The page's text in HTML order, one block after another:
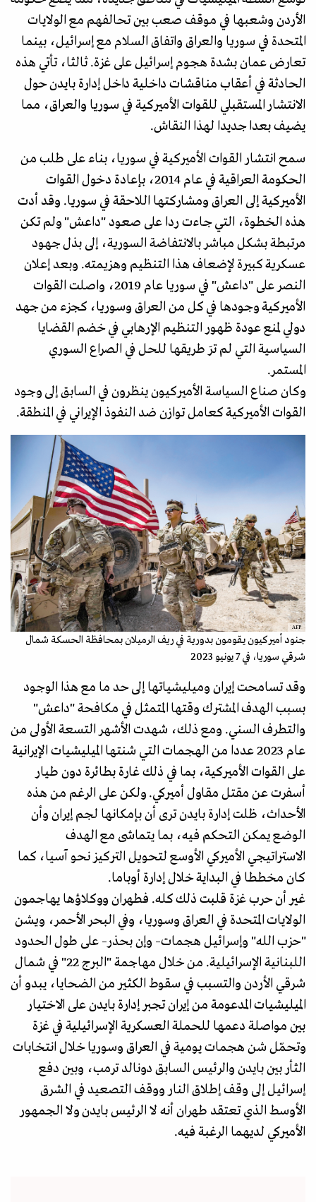
الأردن وشعبها في موقف صعب بين تحالفهم مع الولايات
المتحدة في سوريا والعراق واتفاق السلام مع إسرائيل، بينما
تعارض عمان بشدة هجوم إسرائيل على غزة. ثالثا، تأتي هذه
الحادثة في أعقاب مناقشات داخلية داخل إدارة بايدن حول
الانتشار المستقبلي للقوات الأميركية في سوريا والعراق، مما
يضيف بعدا جديدا لهذا النقاش.
سمح انتشار القوات الأميركية في سوريا، بناء على طلب من
الحكومة العراقية في عام 2014، بإعادة دخول القوات
الأميركية إلى العراق ومشاركتها اللاحقة في سوريا. وقد أدت
هذه الخطوة، التي جاءت ردا على صعود "داعش" ولم تكن
مرتبطة بشكل مباشر بالانتفاضة السورية، إلى بذل جهود
عسكرية كبيرة لإضعاف هذا التنظيم وهزيمته. وبعد إعلان
النصر على "داعش" في سوريا عام 2019، واصلت القوات
الأميركية وجودها في كل من العراق وسوريا، كجزء من جهد
دولي لمنع عودة ظهور التنظيم الإرهابي في خضم القضايا
السياسية التي لم ترَ طريقها للحل في الصراع السوري
المستمر.
وكان صناع السياسة الأميركيون ينظرون في السابق إلى وجود
القوات الأميركية كعامل توازن ضد النفوذ الإيراني في المنطقة.
AFP
جنود أميركيون يقومون بدورية في ريف الرميلان بمحافظة الحسكة شمال
شرقي سوريا، في 7 يونيو 2023
وقد تسامحت إيران وميليشياتها إلى حد ما مع هذا الوجود
بسبب الهدف المشترك وقتها المتمثل في مكافحة "داعش"
والتطرف السني. ومع ذلك، شهدت الأشهر التسعة الأولى من
عام 2023 عددا من الهجمات التي شنتها الميليشيات الإيرانية
على القوات الأميركية، بما في ذلك غارة بطائرة دون طيار
أسفرت عن مقتل مقاول أميركي. ولكن على الرغم من هذه
الأحداث، ظلت إدارة بايدن ترى أن بإمكانها لجم إيران وأن
الوضع يمكن التحكم فيه، بما يتماشى مع الهدف
الاستراتيجي الأميركي الأوسع لتحويل التركيز نحو آسيا، كما
كان مخططا في البداية خلال إدارة أوباما.
غير أن حرب غزة قلبت ذلك كله. فطهران ووكلاؤها يهاجمون
الولايات المتحدة في العراق وسوريا، وفي البحر الأحمر، ويشن
"حزب الله" وإسرائيل هجمات– وإن بحذر– على طول الحدود
اللبنانية الإسرائيلية. من خلال مهاجمة "البرج 22" في شمال
شرقي الأردن والتسبب في سقوط الكثير من الضحايا، يبدو أن
الميليشيات المدعومة من إيران تجبر إدارة بايدن على الاختيار
بين مواصلة دعمها للحملة العسكرية الإسرائيلية في غزة
وتحمّل شن هجمات يومية في العراق وسوريا خلال انتخابات
الثأر بين بايدن والرئيس السابق دونالد ترمب، وبين دفع
إسرائيل إلى وقف إطلاق النار ووقف التصعيد في الشرق
الأوسط الذي تعتقد طهران أنه لا الرئيس بايدن ولا الجمهور
الأميركي لديهما الرغبة فيه.